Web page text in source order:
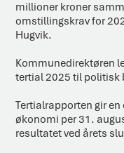
millioner kroner
omstillingskrav for
Hugvik.
Kommunedirektøren
tertial 2025 til politisk
Tertialrapporten gir
økonomi per 31.
resultatet ved årets